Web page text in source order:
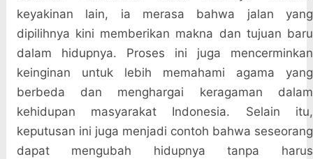
keyakinan lain, ia merasa bahwa jalan yang
dipilihnya kini memberikan makna dan tujuan baru
dalam hidupnya. Proses ini juga mencerminkan
keinginan untuk lebih memahami agama yang
berbeda dan menghargai keragaman dalam
kehidupan masyarakat Indonesia. Selain itu,
keputusan ini juga menjadi contoh bahwa seseorang
dapat mengubah hidupnya tanpa harus